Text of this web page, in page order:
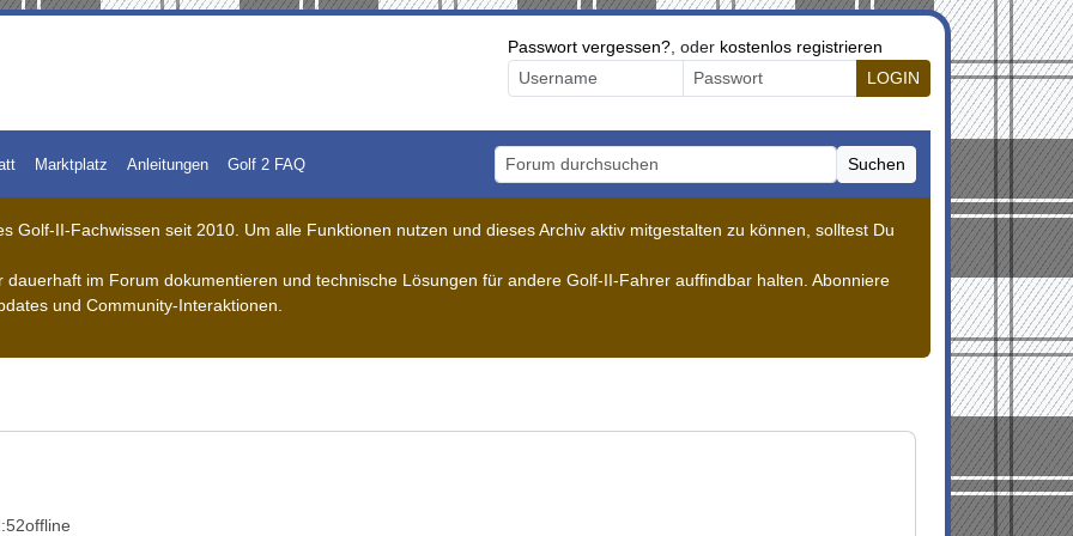
Passwort vergessen? , oder kostenlos registrieren
LOGIN
Marktplatz Anleitungen Golf 2 FAQ
Forum durchsuchen
Suchen
Golf-II-Fachwissen seit 2010. Um alle Funktionen nutzen und dieses Archiv aktiv mitgestalten zu können, solltest Du
im Forum dokumentieren und technische Lösungen für andere Golf-II-Fahrer auffindbar halten. Abonniere
und Community-Interaktionen.
offline